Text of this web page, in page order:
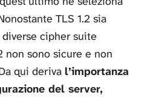
TLS 1.2 sia
cipher suite
non sono sicure e non
qui deriva l’importanza
del server,